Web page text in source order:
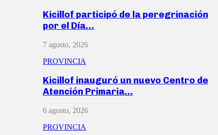
Kicillof participó de la peregrinación
por el Día…
7 agosto, 2026
PROVINCIA
Kicillof inauguró un nuevo Centro de
Atención Primaria…
6 agosto, 2026
PROVINCIA